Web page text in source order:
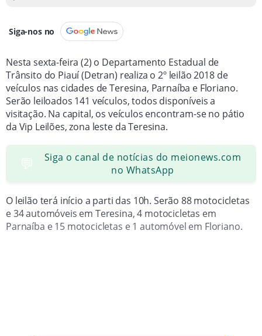
Siga-nos no
Nesta sexta-feira (2) o Departamento Estadual de
Trânsito do Piauí (Detran) realiza o 2º leilão 2018 de
veículos nas cidades de Teresina, Parnaíba e Floriano.
Serão leiloados 141 veículos, todos disponíveis a
visitação. Na capital, os veículos encontram-se no pátio
da Vip Leilões, zona leste da Teresina.
💬
Siga o canal de notícias do meionews.com
no WhatsApp
O leilão terá início a parti das 10h. Serão 88 motocicletas
e 34 automóveis em Teresina, 4 motocicletas em
Parnaíba e 15 motocicletas e 1 automóvel em Floriano.